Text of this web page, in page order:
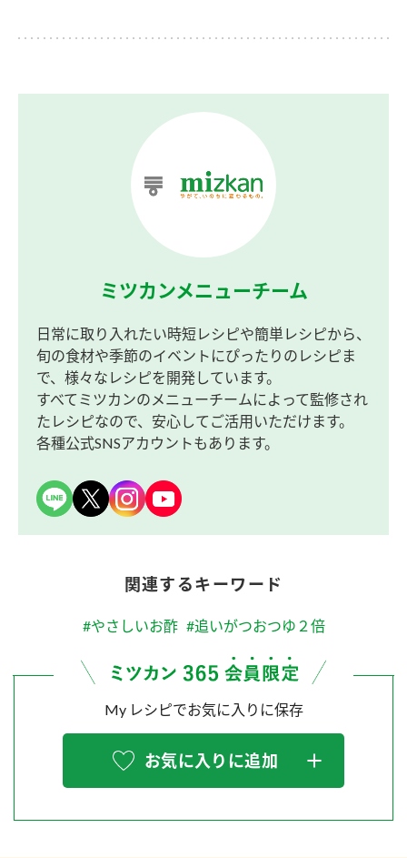
ミツカンメニューチーム
日常に取り入れたい時短レシピや簡単レシピから、
旬の食材や季節のイベントにぴったりのレシピま
で、様々なレシピを開発しています。
すべてミツカンのメニューチームによって監修され
たレシピなので、安心してご活用いただけます。
各種公式SNSアカウントもあります。
関連するキーワード
#やさしいお酢 #追いがつおつゆ２倍
My レシピでお気に入りに保存
お気に入りに追加